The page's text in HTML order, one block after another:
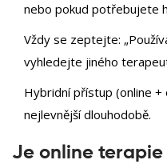
nebo pokud potřebujete
Vždy se zeptejte:
vyhledejte jiného
Hybridní přístup (online
nejlevnější dlouhodobě.
Je online terapie